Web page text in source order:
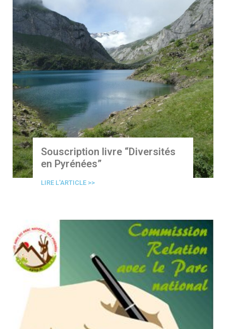
Souscription livre “Diversités
en Pyrénées”
LIRE L'ARTICLE >>